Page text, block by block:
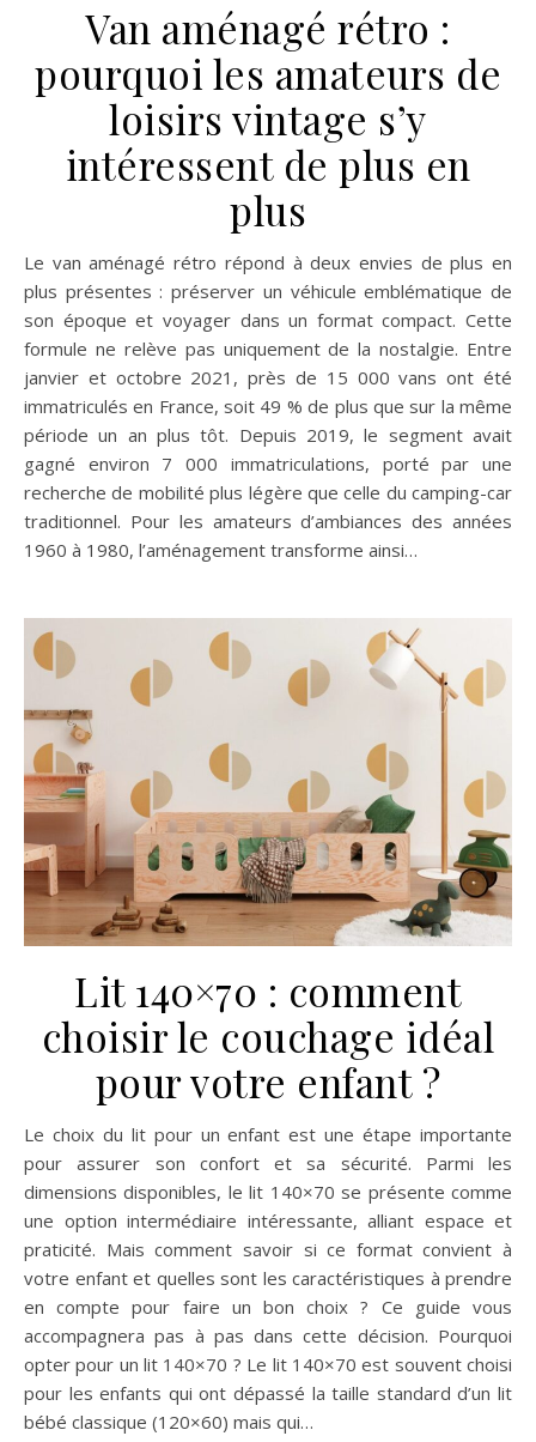
Van aménagé rétro :
pourquoi les amateurs de
loisirs vintage s’y
intéressent de plus en
plus
Le van aménagé rétro répond à deux envies de plus en
plus présentes : préserver un véhicule emblématique de
son époque et voyager dans un format compact. Cette
formule ne relève pas uniquement de la nostalgie. Entre
janvier et octobre 2021, près de 15 000 vans ont été
immatriculés en France, soit 49 % de plus que sur la même
période un an plus tôt. Depuis 2019, le segment avait
gagné environ 7 000 immatriculations, porté par une
recherche de mobilité plus légère que celle du camping-car
traditionnel. Pour les amateurs d’ambiances des années
1960 à 1980, l’aménagement transforme ainsi…
Lit 140×70 : comment
choisir le couchage idéal
pour votre enfant ?
Le choix du lit pour un enfant est une étape importante
pour assurer son confort et sa sécurité. Parmi les
dimensions disponibles, le lit 140×70 se présente comme
une option intermédiaire intéressante, alliant espace et
praticité. Mais comment savoir si ce format convient à
votre enfant et quelles sont les caractéristiques à prendre
en compte pour faire un bon choix ? Ce guide vous
accompagnera pas à pas dans cette décision. Pourquoi
opter pour un lit 140×70 ? Le lit 140×70 est souvent choisi
pour les enfants qui ont dépassé la taille standard d’un lit
bébé classique (120×60) mais qui…